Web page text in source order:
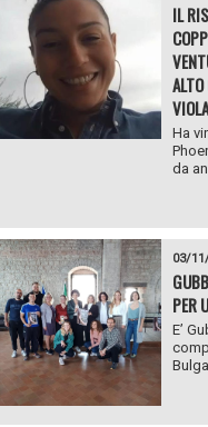
IL
Ha
da
03/
PER
E’